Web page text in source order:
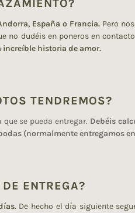
España o Francia. Pero
no dudéis en poneros en
increíble historia de amor.
TENDREMOS?
se pueda entregar. Debéis
(normalmente entregamos
ENTREGA?
De hecho el día siguiente